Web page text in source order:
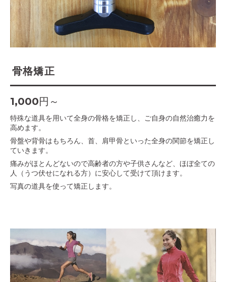
骨格矯正
1,000円～
特殊な道具を用いて全身の骨格を矯正し、ご自身の自然治癒力を
高めます。
骨盤や背骨はもちろん、首、肩甲骨といった全身の関節を矯正し
ていきます。
痛みがほとんどないので高齢者の方や子供さんなど、ほぼ全ての
人（うつ伏せになれる方）に安心して受けて頂けます。
写真の道具を使って矯正します。